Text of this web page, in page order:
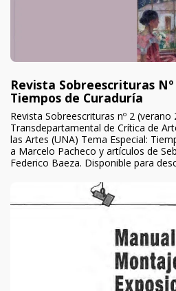
Revista Sobreescrituras Nº
Tiempos de Curaduría
Revista Sobreescrituras nº 2 (verano
Transdepartamental de Crítica de
las Artes (UNA) Tema Especial:
a Marcelo Pacheco y artículos de
Federico Baeza. Disponible para